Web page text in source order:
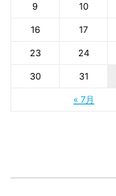
« 7月
9 10
16 17
23 24
30 31